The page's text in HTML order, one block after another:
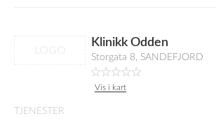
Klinikk Odden
Storgata 8, SANDEFJORD
Vis i kart
TJENESTER